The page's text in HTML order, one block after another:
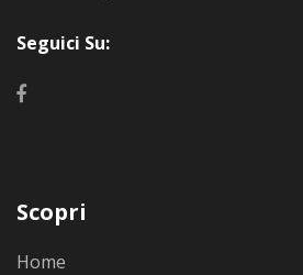
Seguici Su:
Scopri
Home